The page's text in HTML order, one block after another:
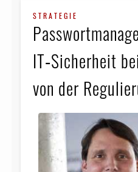
STRATEGIE
IT‑Sicherheit
von der